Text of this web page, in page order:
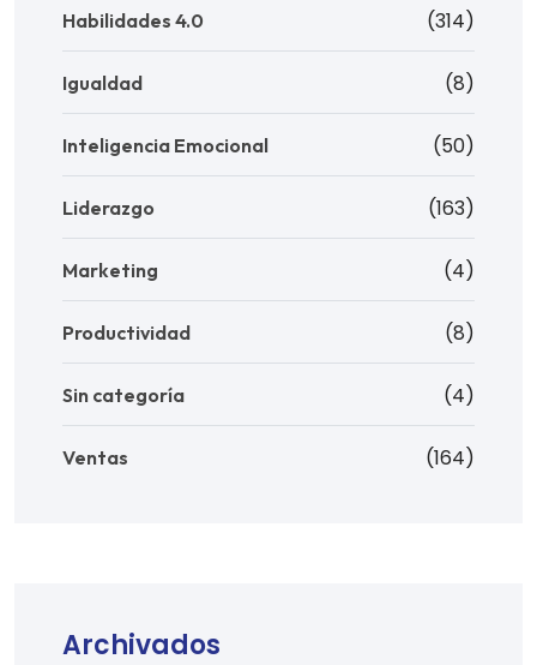
Habilidades 4.0 (314)
Igualdad (8)
Inteligencia Emocional (50)
Liderazgo (163)
Marketing (4)
Productividad (8)
Sin categoría (4)
Ventas (164)
Archivados